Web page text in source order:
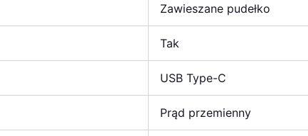
Zawieszane pudełko
Tak
USB Type-C
Prąd przemienny